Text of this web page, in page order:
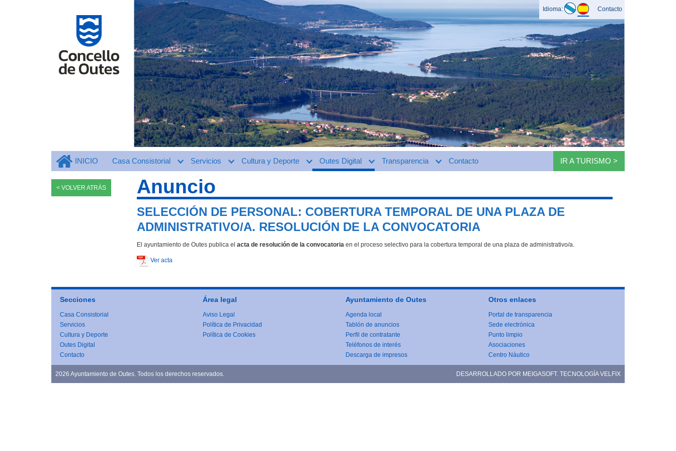
Idioma: Contacto
INICIO Casa Consistorial Servicios Cultura y Deporte Outes Digital Transparencia Contacto IR A TURISMO >
< VOLVER ATRÁS Anuncio
SELECCIÓN DE PERSONAL: COBERTURA TEMPORAL DE UNA PLAZA DE
ADMINISTRATIVO/A. RESOLUCIÓN DE LA CONVOCATORIA
El ayuntamiento de Outes publica el acta de resolución de la convocatoria en el proceso selectivo para la cobertura temporal de una plaza de administrativo/a.
Ver acta
Secciones
Casa Consistorial
Servicios
Cultura y Deporte
Outes Digital
Contacto
Área legal
Aviso Legal
Política de Privacidad
Política de Cookies
Ayuntamiento de Outes
Agenda local
Tablón de anuncios
Perfil de contratante
Teléfonos de interés
Descarga de impresos
Otros enlaces
Portal de transparencia
Sede electrónica
Punto limpio
Asociaciones
Centro Náutico
2026 Ayuntamiento de Outes. Todos los derechos reservados. DESARROLLADO POR MEIGASOFT. TECNOLOGÍAVELFIX